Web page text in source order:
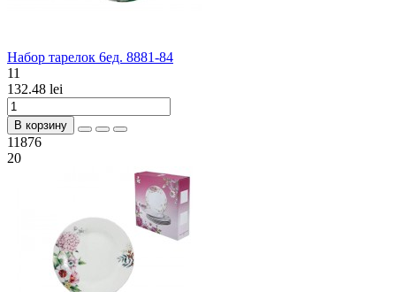
Набор тарелок 6ед. 8881-84
11
132.48 lei
В корзину
11876
20